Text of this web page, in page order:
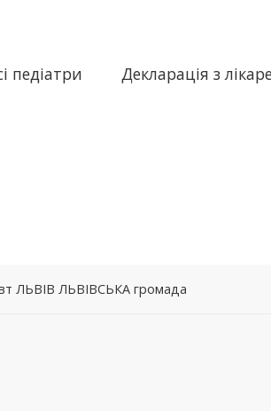
педіатри Декларація з
ЛЬВІВ ЛЬВІВСЬКА громада